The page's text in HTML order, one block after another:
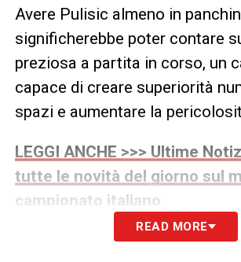
Avere Pulisic almeno in
significherebbe poter contare
preziosa a partita in corso, un
capace di creare superiorità
spazi e aumentare la
LEGGI ANCHE >>> Ultime
tutte le novità del giorno sul
campionato italiano
Dal punto di vista tattico,
READ MORE